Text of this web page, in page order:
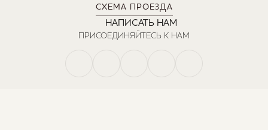
СХЕМА ПРОЕЗДА
НАПИСАТЬ НАМ
ПРИСОЕДИНЯЙТЕСЬ К НАМ